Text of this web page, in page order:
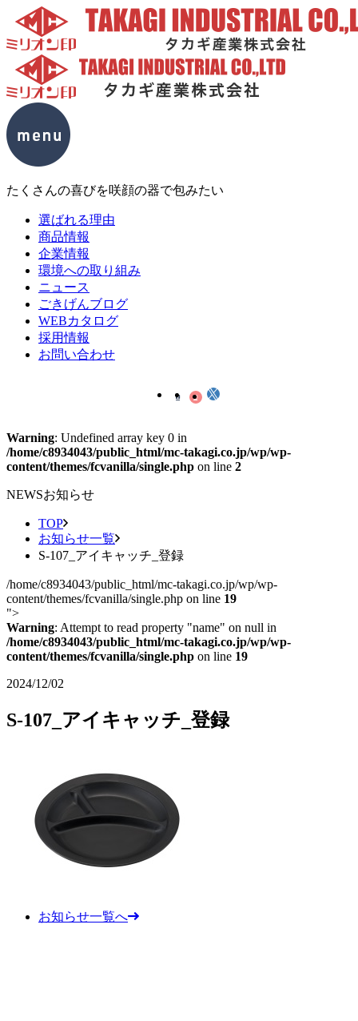
たくさんの喜びを咲顔の器で包みたい
選ばれる理由
商品情報
企業情報
環境への取り組み
ニュース
ごきげんブログ
WEBカタログ
採用情報
お問い合わせ
Warning: Undefined array key 0 in
/home/c8934043/public_html/mc-takagi.co.jp/wp/wp-
content/themes/fcvanilla/single.php on line 2
NEWSお知らせ
TOP
お知らせ一覧
S-107_アイキャッチ_登録
/home/c8934043/public_html/mc-takagi.co.jp/wp/wp-
content/themes/fcvanilla/single.php on line 19
">
Warning: Attempt to read property "name" on null in
/home/c8934043/public_html/mc-takagi.co.jp/wp/wp-
content/themes/fcvanilla/single.php on line 19
2024/12/02
S-107_アイキャッチ_登録
お知らせ一覧へ